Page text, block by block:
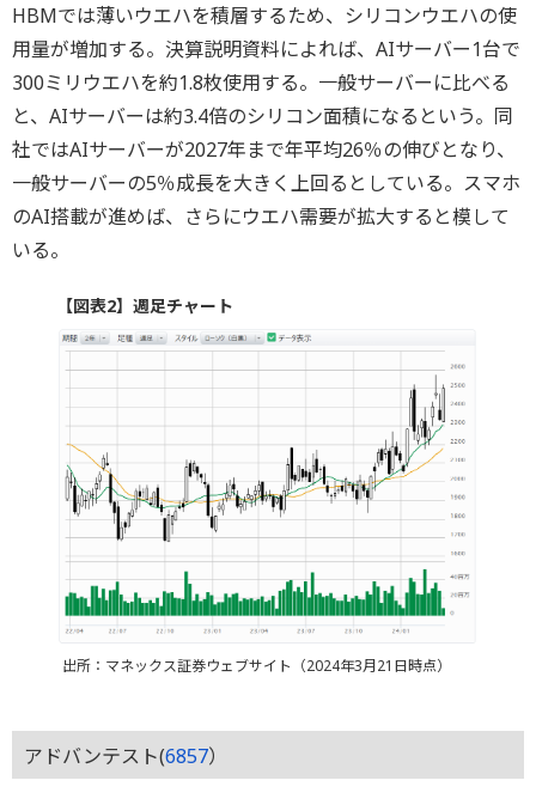
HBMでは薄いウエハを積層するため、シリコンウエハの使
用量が増加する。決算説明資料によれば、AIサーバー1台で
300ミリウエハを約1.8枚使用する。一般サーバーに比べる
と、AIサーバーは約3.4倍のシリコン面積になるという。同
社ではAIサーバーが2027年まで年平均26％の伸びとなり、
一般サーバーの5％成長を大きく上回るとしている。スマホ
のAI搭載が進めば、さらにウエハ需要が拡大すると模して
いる。
【図表2】週足チャート
出所：マネックス証券ウェブサイト（2024年3月21日時点）
アドバンテスト(6857）